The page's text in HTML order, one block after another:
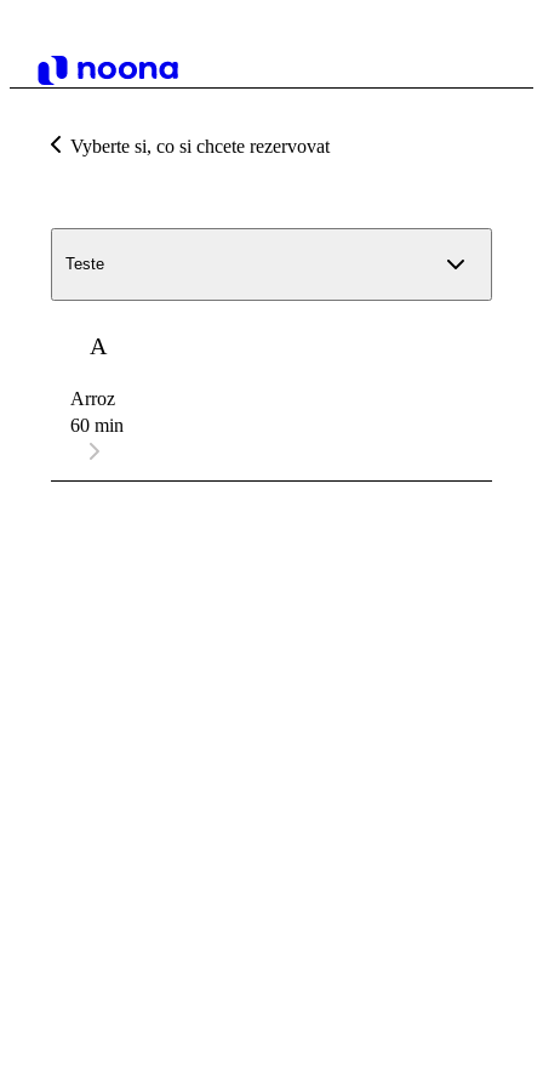
Vyberte si, co si chcete rezervovat
Teste
A
Arroz
60 min